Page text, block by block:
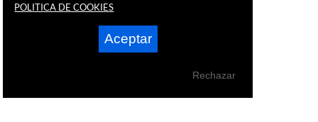
POLITICA DE COOKIES
Aceptar
Rechazar